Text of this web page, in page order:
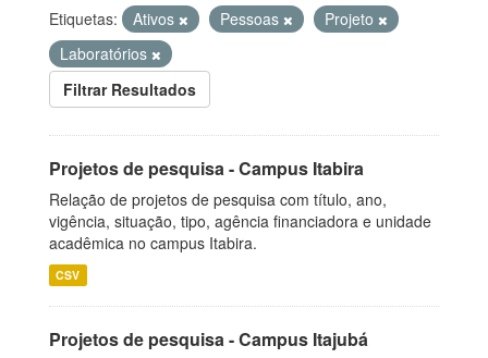
Etiquetas: Ativos Pessoas
Projeto
Laboratórios
Filtrar Resultados
Projetos de pesquisa - Campus Itabira
Relação de projetos de pesquisa com título, ano,
vigência, situação, tipo, agência financiadora e unidade
acadêmica no campus Itabira.
CSV
Projetos de pesquisa - Campus Itajubá